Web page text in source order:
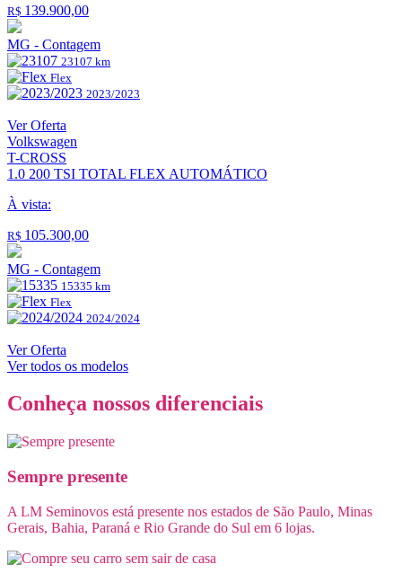
R$ 139.900,00
MG - Contagem
23107 km
Flex
2023/2023
Ver Oferta
Volkswagen
T-CROSS
1.0 200 TSI TOTAL FLEX AUTOMÁTICO
À vista:
R$ 105.300,00
MG - Contagem
15335 km
Flex
2024/2024
Ver Oferta
Ver todos os modelos
Conheça nossos diferenciais
Sempre presente
A LM Seminovos está presente nos estados de São Paulo, Minas
Gerais, Bahia, Paraná e Rio Grande do Sul em 6 lojas.